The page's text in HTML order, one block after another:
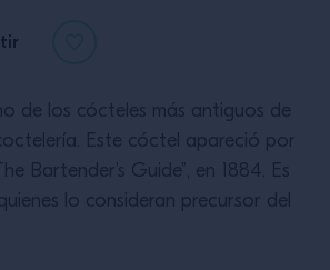
de los cócteles más antiguos de
Este cóctel apareció por
Bartender’s Guide”, en 1884. Es
lo consideran precursor del